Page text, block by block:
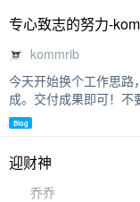
专心致志的努力-
kommrib
今天开始换个工作思路
成。交付成果即可！不
Blog
迎财神
乔乔